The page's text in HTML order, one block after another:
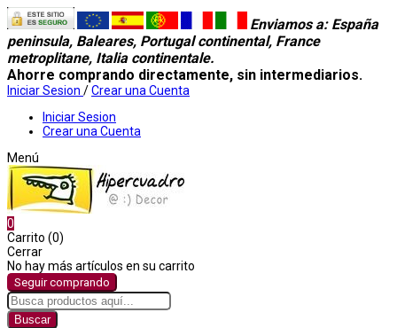
Enviamos a: España
peninsula, Baleares, Portugal continental, France
metroplitane, Italia continentale.
Ahorre comprando directamente, sin intermediarios.
Iniciar Sesion /Crear una Cuenta
Iniciar Sesion
Crear una Cuenta
Menú
0
Carrito (0)
Cerrar
No hay más artículos en su carrito
Seguir comprando
Buscar